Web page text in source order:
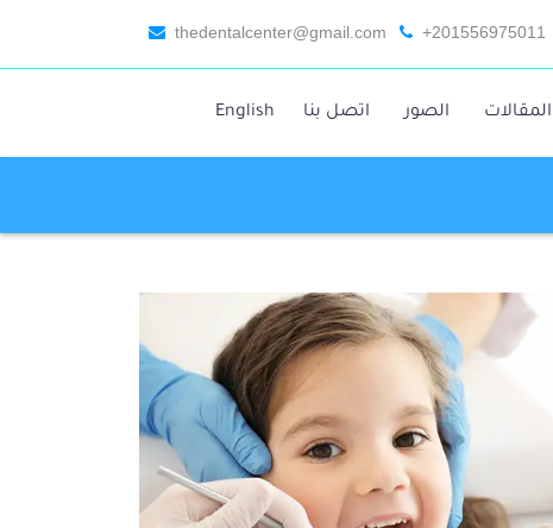
+201556975011
thedentalcenter@gmail.com
المقالات الصور اتصل بنا English